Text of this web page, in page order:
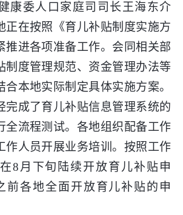
委人口家庭司司长王海东介
正在按照《育儿补贴制度实施方
推进各项准备工作。会同相关部
制度管理规范、资金管理办法等
合本地实际制定具体实施方案。
完成了育儿补贴信息管理系统的
全流程测试。各地组织配备工作
作人员开展业务培训。按照工作
8月下旬陆续开放育儿补贴申
前各地全面开放育儿补贴的申